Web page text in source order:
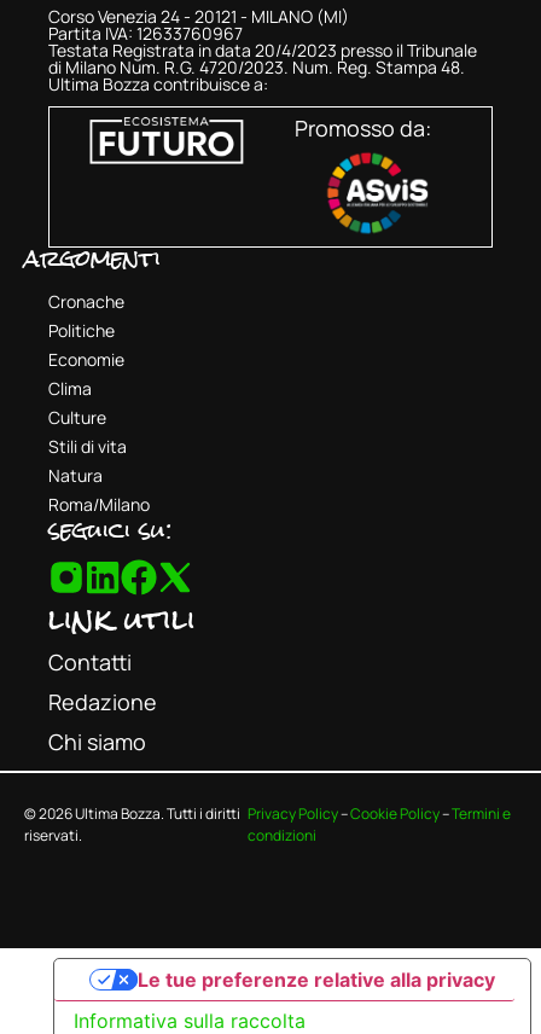
Corso Venezia 24 - 20121 - MILANO (MI)
Partita IVA: 12633760967
Testata Registrata in data 20/4/2023 presso il Tribunale
di Milano Num. R.G. 4720/2023. Num. Reg. Stampa 48.
Ultima Bozza contribuisce a:
Promosso da:
argomenti
Cronache
Politiche
Economie
Clima
Culture
Stili di vita
Natura
Roma/Milano
seguici su:
link utili
Contatti
Redazione
Chi siamo
© 2026 Ultima Bozza. Tutti i diritti
riservati.
Privacy Policy–Cookie Policy–Termini e
condizioni
Informativa sulla raccolta
Le tue preferenze relative alla privacy